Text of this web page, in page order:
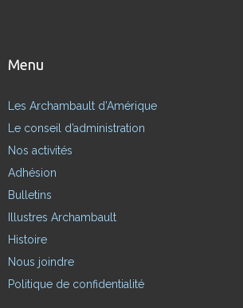
Menu
Les Archambault d’Amérique
Le conseil d’administration
Nos activités
Adhésion
Bulletins
Illustres Archambault
Histoire
Nous joindre
Politique de confidentialité